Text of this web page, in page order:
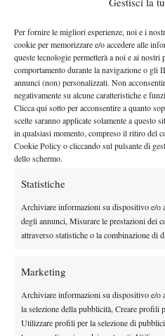
Per fornire le migliori esperienze, noi e i
cookie per memorizzare e/o accedere alle
queste tecnologie permetterà a noi e ai
comportamento durante la navigazione o gli
annunci (non) personalizzati. Non
negativamente su alcune caratteristiche e
Clicca qui sotto per acconsentire a quanto
scelte saranno applicate solamente a
in qualsiasi momento, compreso il ritiro del
Cookie Policy o cliccando sul pulsante di
dello schermo.
Statistiche
Archiviare informazioni su dispositivo e/o
degli annunci, Misurare le prestazioni dei
attraverso statistiche o la combinazione di
Marketing
Archiviare informazioni su dispositivo e/o
la selezione della pubblicità, Creare profili
Utilizzare profili per la selezione di
5° nella Race, nel finale di 2025.
primi otto.
Matematicamente certi della
dati per probabili Zverev e Fritz,
assegnare. Se Djokovic dovesse
quinto e Shelton, spalla
nella top 8. Per gli ultimi due slot
Verosimilmente saranno in tre
giocarsi la settima e l’ottava
reduce da una bruciante
(2.705 punti), che si è preso la
proprio ai danni dell’australiano
padrone dei campi rapidi ma con
LE CHANCE DI
Con Ruud, Rune e Paul